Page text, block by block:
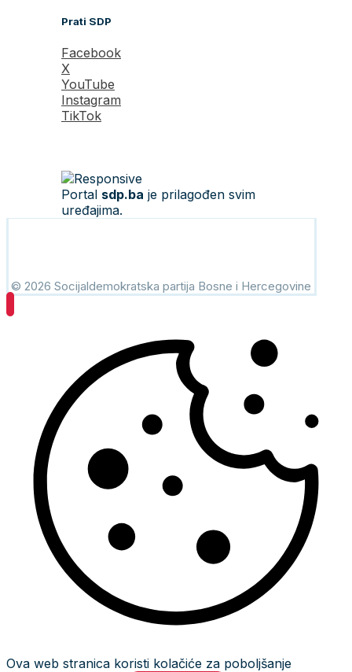
Prati SDP
Facebook
X
YouTube
Instagram
TikTok
Portal sdp.ba je prilagođen svim
uređajima.
© 2026 Socijaldemokratska partija Bosne i Hercegovine
Ova web stranica koristi kolačiće za poboljšanje